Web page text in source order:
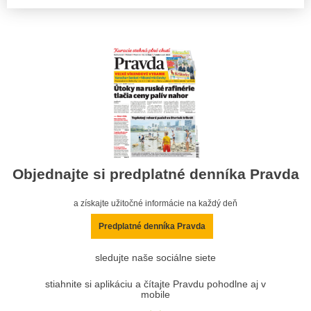
Objednajte si predplatné denníka Pravda
a získajte užitočné informácie na každý deň
Predplatné denníka Pravda
sledujte naše sociálne siete
stiahnite si aplikáciu a čítajte Pravdu pohodlne aj v
mobile